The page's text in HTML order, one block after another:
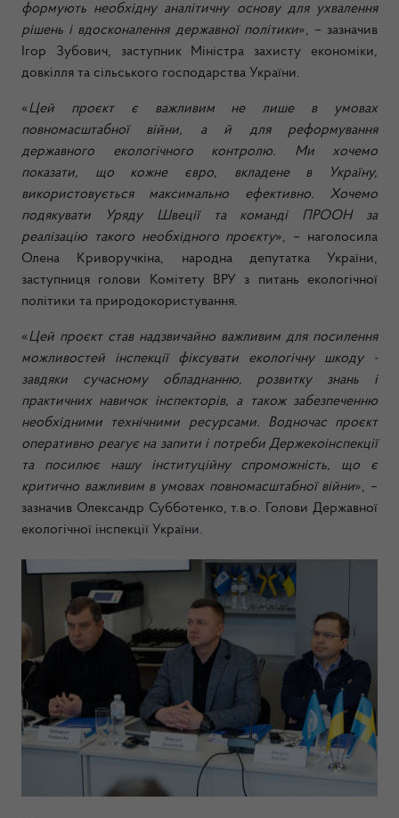
формують необхідну аналітичну основу для ухвалення
рішень і вдосконалення державної політики», – зазначив
Ігор Зубович, заступник Міністра захисту економіки,
довкілля та сільського господарства України.
«Цей проєкт є важливим не лише в умовах
повномасштабної війни, а й для реформування
державного екологічного контролю. Ми хочемо
показати, що кожне євро, вкладене в Україну,
використовується максимально ефективно. Хочемо
подякувати Уряду Швеції та команді ПРООН за
реалізацію такого необхідного проєкту», – наголосила
Олена Криворучкіна, народна депутатка України,
заступниця голови Комітету ВРУ з питань екологічної
політики та природокористування.
«Цей проєкт став надзвичайно важливим для посилення
можливостей інспекції фіксувати екологічну шкоду -
завдяки сучасному обладнанню, розвитку знань і
практичних навичок інспекторів, а також забезпеченню
необхідними технічними ресурсами. Водночас проєкт
оперативно реагує на запити і потребиДержекоінспекції
та посилює нашу інституційну спроможність, що є
критично важливим в умовах повномасштабної війни», –
зазначив Олександр Субботенко, т.в.о. Голови Державної
екологічної інспекції України.